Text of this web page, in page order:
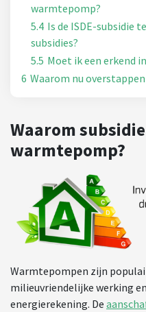
warmtepomp?
5.4 Is de ISDE-subsidie
subsidies?
5.5 Moet ik een erkend
6 Waarom nu
Waarom
warmtepomp?
Warmtepompen zijn
milieuvriendelijke werking
energierekening. De